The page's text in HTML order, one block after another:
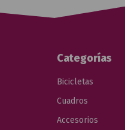
Categorías
Bicicletas
Cuadros
Accesorios